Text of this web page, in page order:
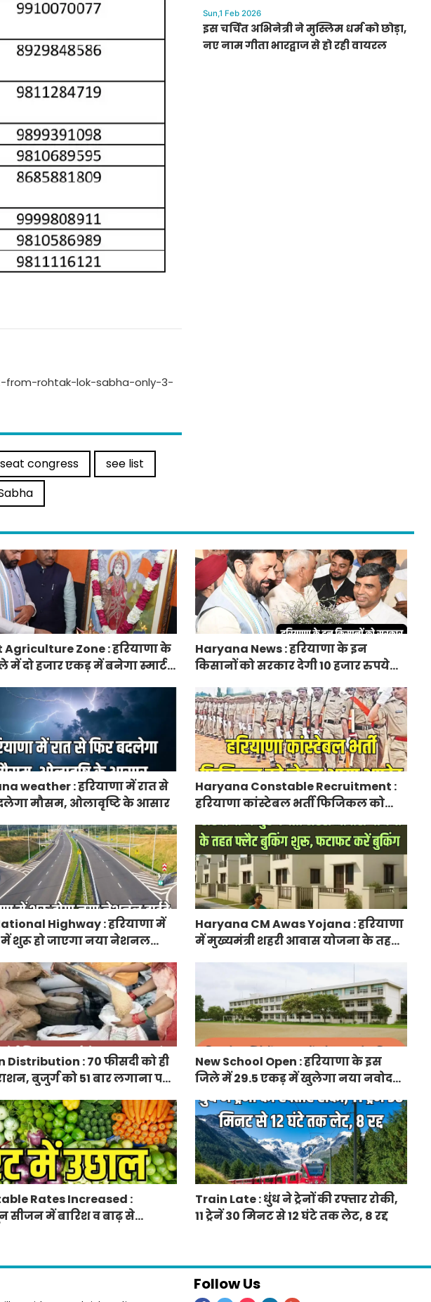
rohtak-lok-sabha-only-3-
congress
see list
Sun,1 Feb 2026
इस चर्चित अभिनेत्री ने मुस्लिम धर्म को छोड़ा,
नए नाम गीता भारद्वाज से हो रही वायरल
Agriculture Zone : हरियाणा के
में दो हजार एकड़ में बनेगा स्मार्ट
Haryana News : हरियाणा के इन
किसानों को सरकार देगी 10 हजार रुपये
weather : हरियाणा में रात से
मौसम, ओलावृष्टि के आसार
Haryana Constable Recruitment :
हरियाणा कांस्टेबल भर्ती फिजिकल को
युवाओं ने किया आवेदन
Highway : हरियाणा में
में शुरू हो जाएगा नया नेशनल
Haryana CM Awas Yojana : हरियाणा
में मुख्यमंत्री शहरी आवास योजना के तहत
Distribution : 70 फीसदी को ही
बुजुर्ग को 51 बार लगाना पड़ा
New School Open : हरियाणा के इस
जिले में 29.5 एकड़ में खुलेगा नया नवोदय
Rates Increased :
सीजन में बारिश व बाढ़ से
Train Late : धुंध ने ट्रेनों की रफ्तार रोकी,
11 ट्रेनें 30 मिनट से 12 घंटे तक लेट, 8 रद्द
Follow Us